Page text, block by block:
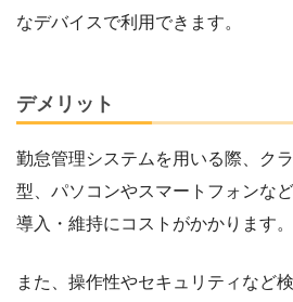
なデバイスで利用できます。
デメリット
勤怠管理システムを用いる際、ク
型、パソコンやスマートフォンな
導入・維持にコストがかかります。
また、操作性やセキュリティなど